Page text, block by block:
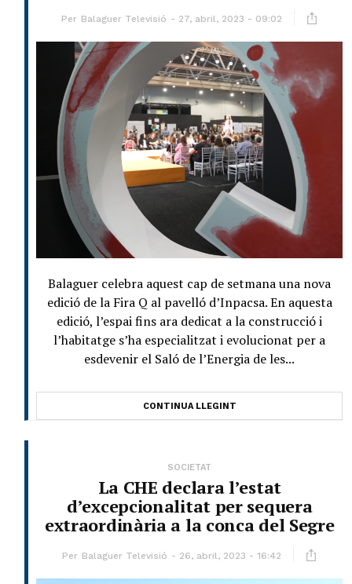
Per Balaguer Televisió 27, abril, 2023 - 09:02
Balaguer celebra aquest cap de setmana una nova
edició de la Fira Q al pavelló d’Inpacsa. En aquesta
edició, l’espai fins ara dedicat a la construcció i
l’habitatge s’ha especialitzat i evolucionat per a
esdevenir el Saló de l’Energia de les...
CONTINUA LLEGINT
SOCIETAT
La CHE declara l’estat
d’excepcionalitat per sequera
extraordinària a la conca del Segre
Per Balaguer Televisió 26, abril, 2023 - 16:42